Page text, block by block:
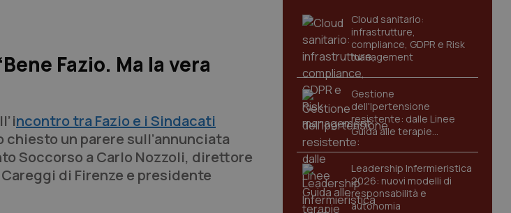
Fazio. Ma la vera
ncontro tra Fazio e i Sindacati
chiesto un parere sull’annunciata
Soccorso a Carlo Nozzoli, direttore
di Firenze e presidente
Cloud sanitario:
infrastrutture,
compliance, GDPR e Risk
management
Gestione
dell'Ipertensione
resistente: dalle Linee
Guida alle terapie
innovative
Leadership Infermieristica
2026: nuovi modelli di
responsabilità e
autonomia